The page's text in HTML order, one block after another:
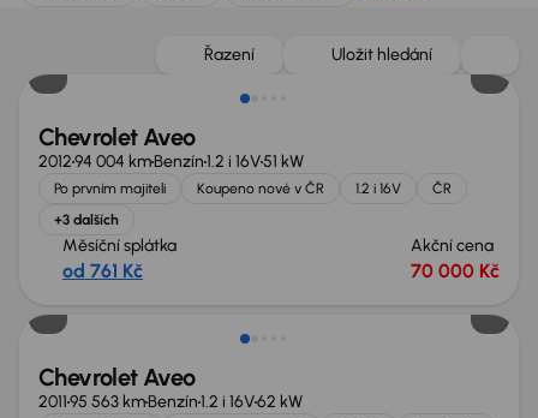
Řazení Uložit hledání
Chevrolet Aveo
201294 004 kmBenzín1.2 i 16V51 kW
Po prvním majiteli Koupeno nové v ČR 1.2 i 16V
ČR
+3 dalších
Měsíční splátka
od 761 Kč
Akční cena
70 000 Kč
Chevrolet Aveo
201195 563 kmBenzín1.2 i 16V62 kW